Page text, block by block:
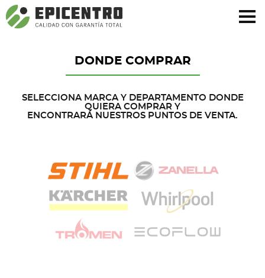
¿Olvidó su contraseña?Regístrese aquí
DONDE COMPRAR
SELECCIONA MARCA Y DEPARTAMENTO DONDE
QUIERA COMPRAR Y
ENCONTRARÁ NUESTROS PUNTOS DE VENTA.